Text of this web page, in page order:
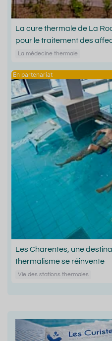
La cure thermale de La
pour le traitement des
La médecine thermale
Les Charentes, une
thermalisme se réinvente
Vie des stations thermales